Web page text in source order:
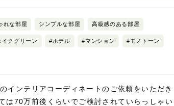
れな部屋 シンプルな部屋 高級感のある部屋
イクグリーン #ホテル #マンション #モノトーン
インテリアコーディネートのご依頼をいただき
は70万前後くらいでご検討されていらっしゃい